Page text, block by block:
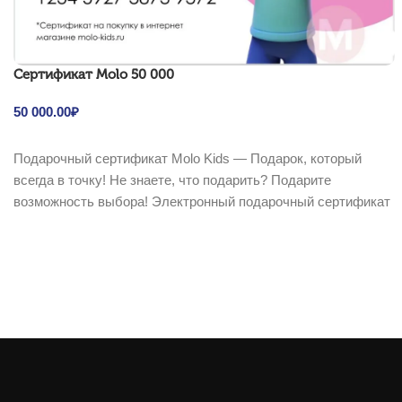
Cертификат Molo 50 000
50 000.00₽
Подарочный сертификат Molo Kids — Подарок, который
всегда в точку! Не знаете, что подарить? Подарите
возможность выбора! Электронный подарочный сертификат